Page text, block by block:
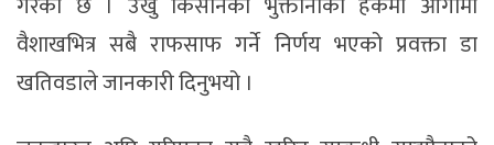
वैशाखभित्र सबै राफसाफ गर्ने निर्णय भएको प्रवक्ता डा
खतिवडाले जानकारी दिनुभयो ।